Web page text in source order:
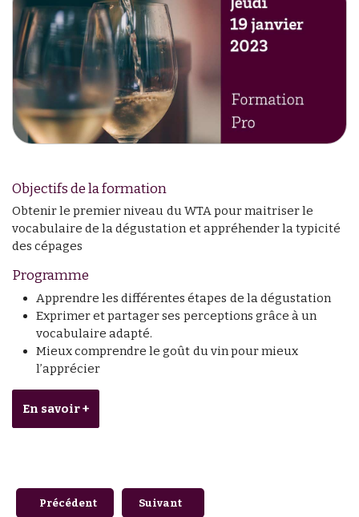
Objectifs de la formation
Obtenir le premier niveau du WTA pour maitriser le
vocabulaire de la dégustation et appréhender la typicité
des cépages
Programme
Apprendre les différentes étapes de la dégustation
Exprimer et partager ses perceptions grâce à un
vocabulaire adapté.
Mieux comprendre le goût du vin pour mieux
l’apprécier
En savoir +
Article précédent : Développer une stratégie numérique
Précédent Article suivant : L’unité de recherche
Suivant